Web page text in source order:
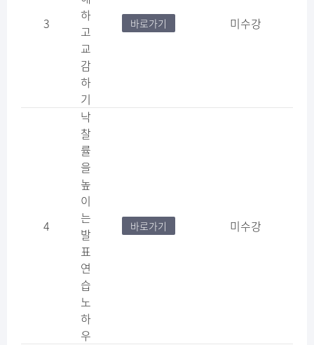
3
하
고
교
감
하
기
바로가기 미수강
4
낙
찰
률
을
높
이
는
발
표
연
습
노
하
우
바로가기 미수강